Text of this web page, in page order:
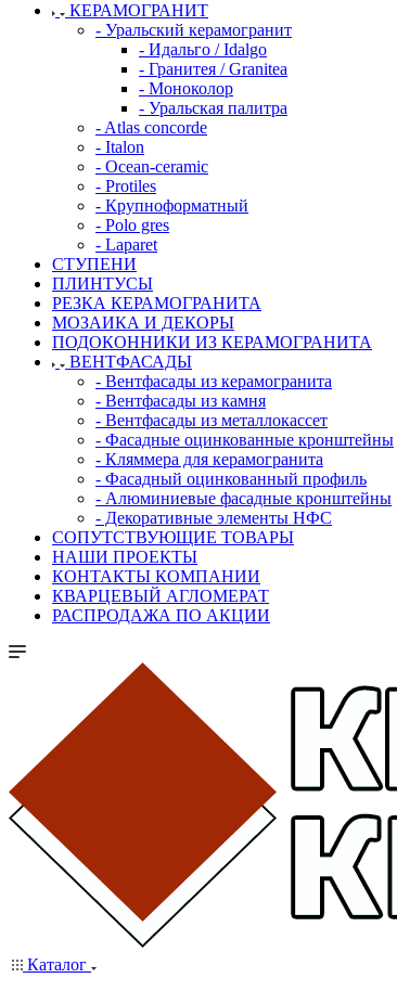
КЕРАМОГРАНИТ
- Уральский керамогранит
- Идальго / Idalgo
- Гранитея / Granitea
- Моноколор
- Уральская палитра
- Atlas concorde
- Italon
- Ocean-ceramic
- Protiles
- Крупноформатный
- Polo gres
- Laparet
СТУПЕНИ
ПЛИНТУСЫ
РЕЗКА КЕРАМОГРАНИТА
МОЗАИКА И ДЕКОРЫ
ПОДОКОННИКИ ИЗ КЕРАМОГРАНИТА
ВЕНТФАСАДЫ
- Вентфасады из керамогранита
- Вентфасады из камня
- Вентфасады из металлокассет
- Фасадные оцинкованные кронштейны
- Кляммера для керамогранита
- Фасадный оцинкованный профиль
- Алюминиевые фасадные кронштейны
- Декоративные элементы НФС
СОПУТСТВУЮЩИЕ ТОВАРЫ
НАШИ ПРОЕКТЫ
КОНТАКТЫ КОМПАНИИ
КВАРЦЕВЫЙ АГЛОМЕРАТ
РАСПРОДАЖА ПО АКЦИИ
Каталог